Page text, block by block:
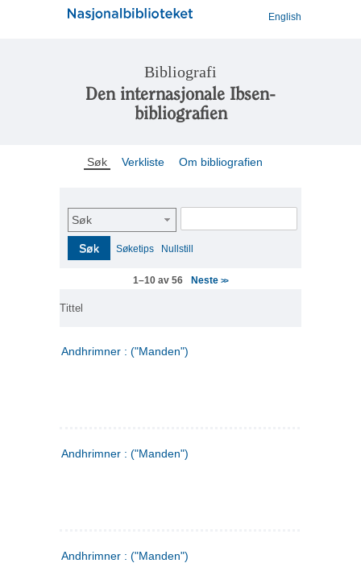
English
Bibliografi
Den internasjonale Ibsen-
bibliografien
Søk Verkliste Om bibliografien
Søk
Søk Søketips Nullstill
1–10 av 56 Neste>>
Tittel
Andhrimner : ("Manden")
Andhrimner : ("Manden")
Andhrimner : ("Manden")